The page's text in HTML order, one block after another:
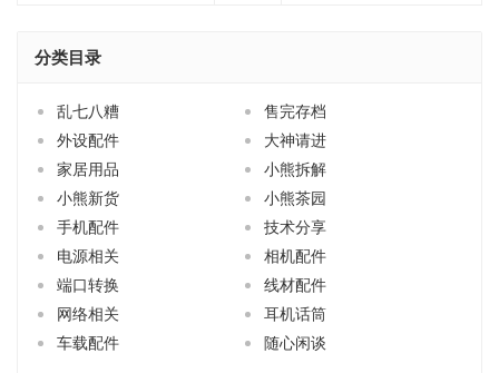
分类目录
乱七八糟
售完存档
外设配件
大神请进
家居用品
小熊拆解
小熊新货
小熊茶园
手机配件
技术分享
电源相关
相机配件
端口转换
线材配件
网络相关
耳机话筒
车载配件
随心闲谈